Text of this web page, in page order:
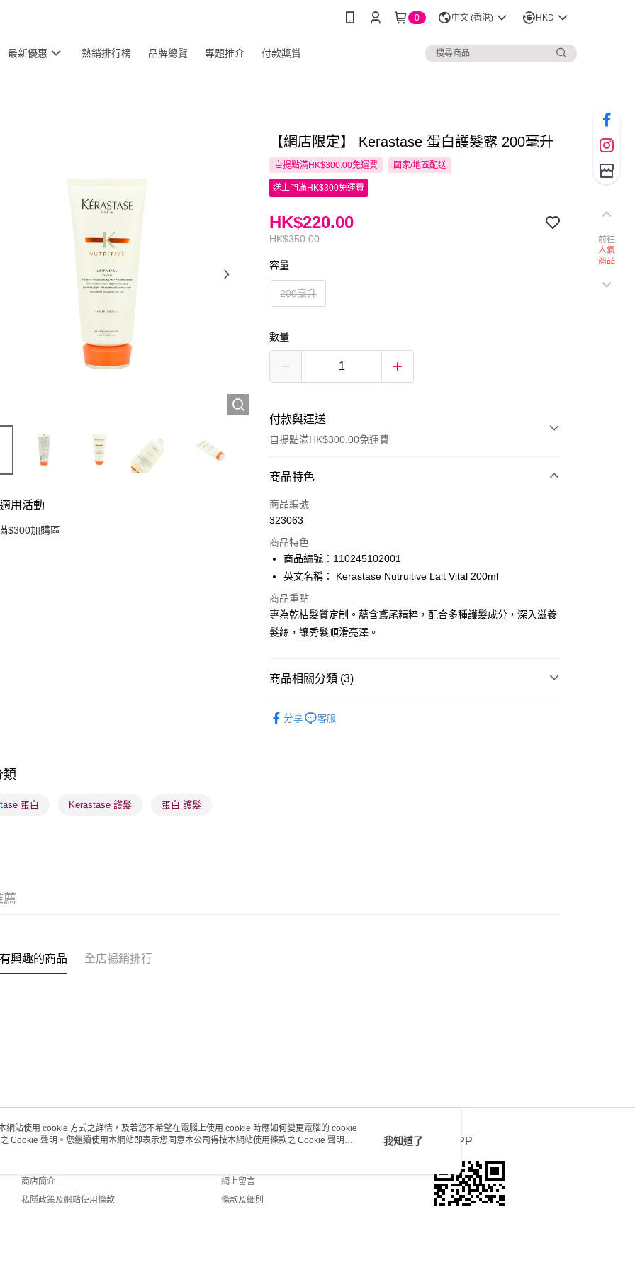
0 中文 (香港) HKD
最新優惠 熱銷排行榜 品牌總覽 專題推介 付款獎賞
用活動
$300加購區
【網店限定】 Kerastase 蛋白護髮露 200毫升
自提點滿HK$300.00免運費 國家/地區配送
送上門滿HK$300免運費
HK$350.00
HK$220.00
容量
200毫升
數量
付款與運送
自提點滿HK$300.00免運費
付款方式
信用卡
AlipayHK
PayMe
WeChat Pay
BoC Pay
送貨方式
每筆HK$65.00，滿HK$300.00或以上免運費
商品特色
商品編號
323063
商品特色
商品編號：110245102001
英文名稱： Kerastase Nutruitive Lait Vital 200ml
商品重點
專為乾枯髮質定制。蘊含鳶尾精粹，配合多種護髮成分，深入滋養
髮絲，讓秀髮順滑亮澤。
商品相關分類 (3)
分享 客服
類
蛋白 Kerastase 護髮 蛋白 護髮
薦
興趣的商品 全店暢銷排行
關於我們
商店簡介
私隱政策及網站使用條款
客戶服務
網上留言
條款及細則
官方APP
前往
人氣
商品
網站使用 cookie 方式之詳情，及若您不希望在電腦上使用 cookie 時應如何變更電腦的 cookie
之 Cookie 聲明。您繼續使用本網站即表示您同意本公司得按本網站使用條款之 Cookie 聲明使
我知道了